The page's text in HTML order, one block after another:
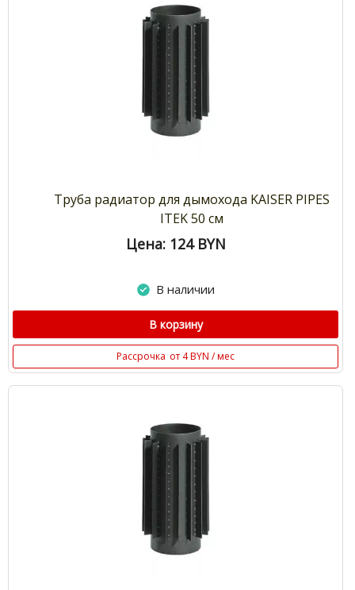
Труба радиатор для дымохода KAISER PIPES
ITEK 50 см
Цена: 124 BYN
В наличии
В корзину
Рассрочка от 4 BYN / мес